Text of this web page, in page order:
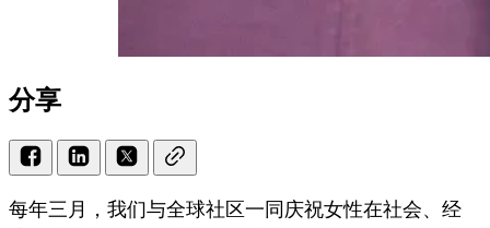
分享
每年三月，我们与全球社区一同庆祝女性在社会、经